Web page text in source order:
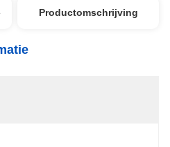
Productomschrijving